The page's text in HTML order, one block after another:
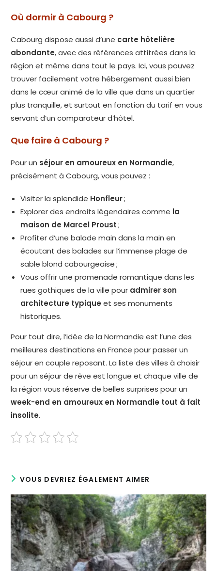
Où dormir à Cabourg ?
Cabourg dispose aussi d’une carte hôtelière
abondante, avec des références attitrées dans la
région et même dans tout le pays. Ici, vous pouvez
trouver facilement votre hébergement aussi bien
dans le cœur animé de la ville que dans un quartier
plus tranquille, et surtout en fonction du tarif en vous
servant d’un comparateur d’hôtel.
Que faire à Cabourg ?
Pour un séjour en amoureux en Normandie,
précisément à Cabourg, vous pouvez :
Visiter la splendide Honfleur;
Explorer des endroits légendaires comme la
maison de Marcel Proust;
Profiter d’une balade main dans la main en
écoutant des balades sur l’immense plage de
sable blond cabourgeaise ;
Vous offrir une promenade romantique dans les
rues gothiques de la ville pour admirer son
architecture typique et ses monuments
historiques.
Pour tout dire, l’idée de la Normandie est l’une des
meilleures destinations en France pour passer un
séjour en couple reposant. La liste des villes à choisir
pour un séjour de rêve est longue et chaque ville de
la région vous réserve de belles surprises pour un
week-end en amoureux en Normandie tout à fait
insolite.
VOUS DEVRIEZ ÉGALEMENT AIMER